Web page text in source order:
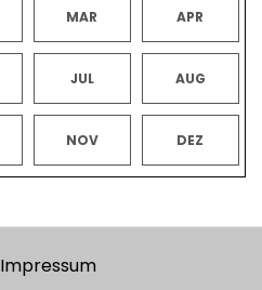
MAR APR
JUL AUG
NOV DEZ
Impressum